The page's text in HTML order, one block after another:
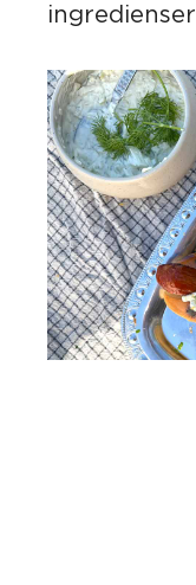
ingredienser